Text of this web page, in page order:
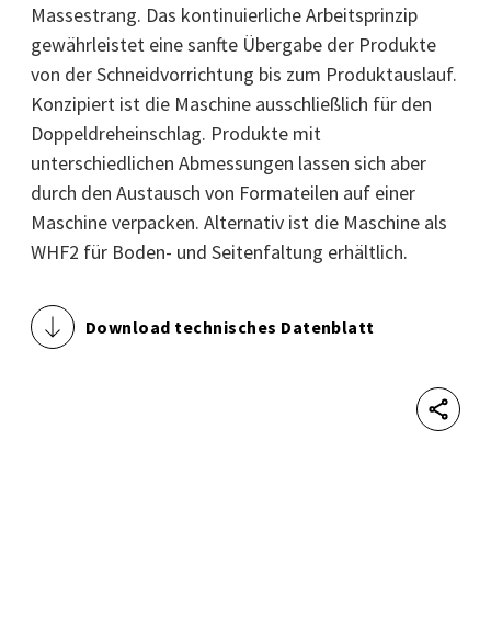
Massestrang. Das kontinuierliche Arbeitsprinzip
gewährleistet eine sanfte Übergabe der Produkte
von der Schneidvorrichtung bis zum Produktauslauf.
Konzipiert ist die Maschine ausschließlich für den
Doppeldreheinschlag. Produkte mit
unterschiedlichen Abmessungen lassen sich aber
durch den Austausch von Formateilen auf einer
Maschine verpacken. Alternativ ist die Maschine als
WHF2 für Boden- und Seitenfaltung erhältlich.
Download technisches Datenblatt